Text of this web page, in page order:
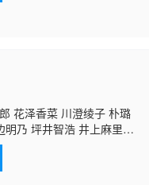
花泽香菜 川澄绫子 朴璐
明乃 坪井智浩 井上麻里
大山镐则 小野凉子 村井每
美树 南央美 山口太郎 斧
史 加藤将之 吉野裕行 野